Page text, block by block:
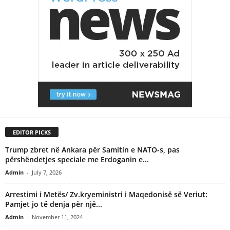
EDITOR PICKS
Trump zbret në Ankara për Samitin e NATO-s, pas
përshëndetjes speciale me Erdoganin e...
Admin - July 7, 2026
Arrestimi i Metës/ Zv.kryeministri i Maqedonisë së Veriut:
Pamjet jo të denja për një...
Admin - November 11, 2024